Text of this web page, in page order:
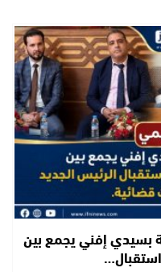
بسيدي إفني يجمع بين